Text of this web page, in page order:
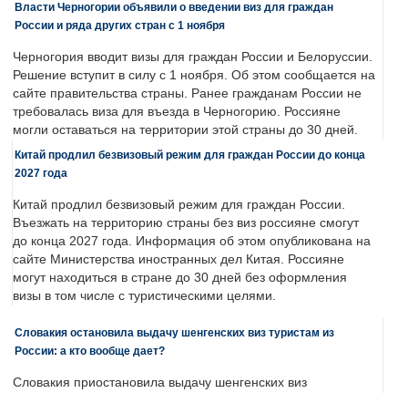
Власти Черногории объявили о введении виз для граждан
России и ряда других стран с 1 ноября
Черногория вводит визы для граждан России и Белоруссии.
Решение вступит в силу с 1 ноября. Об этом сообщается на
сайте правительства страны. Ранее гражданам России не
требовалась виза для въезда в Черногорию. Россияне
могли оставаться на территории этой страны до 30 дней.
Китай продлил безвизовый режим для граждан России до конца
2027 года
Китай продлил безвизовый режим для граждан России.
Въезжать на территорию страны без виз россияне смогут
до конца 2027 года. Информация об этом опубликована на
сайте Министерства иностранных дел Китая. Россияне
могут находиться в стране до 30 дней без оформления
визы в том числе с туристическими целями.
Словакия остановила выдачу шенгенских виз туристам из
России: а кто вообще дает?
Словакия приостановила выдачу шенгенских виз